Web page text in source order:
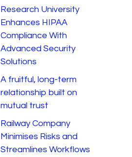
Research University
Enhances HIPAA
Compliance With
Advanced Security
Solutions
A fruitful, long-term
relationship built on
mutual trust
Railway Company
Minimises Risks and
Streamlines Workflows